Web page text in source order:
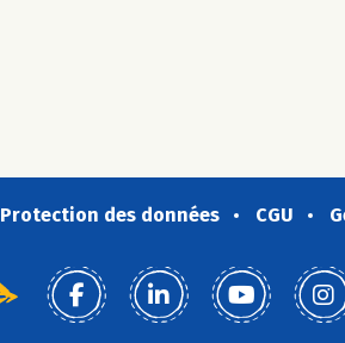
Protection des données CGU